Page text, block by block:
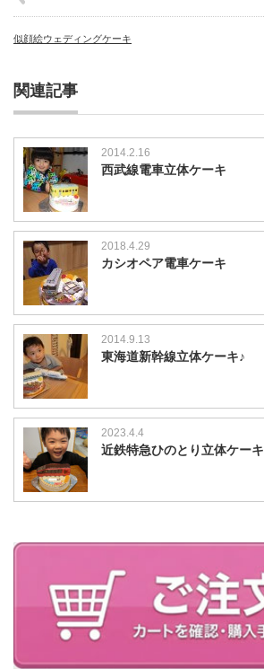
似顔絵ウェディングケーキ
関連記事
2014.2.16
西武線電車立体ケーキ
2018.4.29
カシオペア電車ケーキ
2014.9.13
東海道新幹線立体ケーキ♪
2023.4.4
近鉄特急ひのとり立体ケーキ